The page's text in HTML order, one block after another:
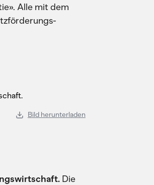
Alle mit dem
Bild herunterladen
Die